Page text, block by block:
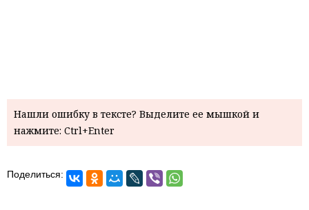
Нашли ошибку в тексте? Выделите ее мышкой и
нажмите: Ctrl+Enter
Поделиться: